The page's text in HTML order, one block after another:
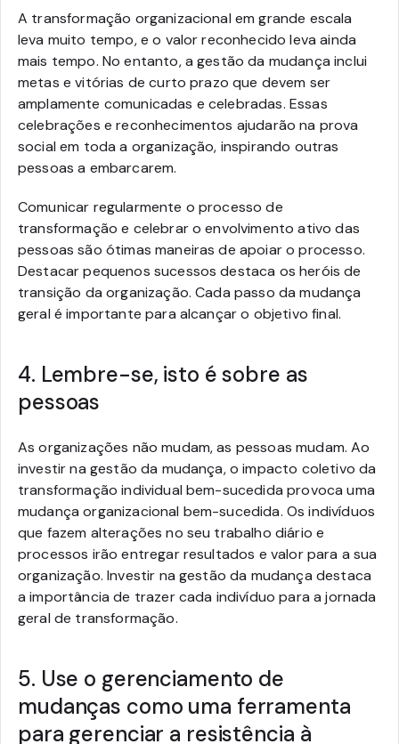
A transformação organizacional em grande escala
leva muito tempo, e o valor reconhecido leva ainda
mais tempo. No entanto, a gestão da mudança inclui
metas e vitórias de curto prazo que devem ser
amplamente comunicadas e celebradas. Essas
celebrações e reconhecimentos ajudarão na prova
social em toda a organização, inspirando outras
pessoas a embarcarem.
Comunicar regularmente o processo de
transformação e celebrar o envolvimento ativo das
pessoas são ótimas maneiras de apoiar o processo.
Destacar pequenos sucessos destaca os heróis de
transição da organização. Cada passo da mudança
geral é importante para alcançar o objetivo final.
4. Lembre-se, isto é sobre as
pessoas
As organizações não mudam, as pessoas mudam. Ao
investir na gestão da mudança, o impacto coletivo da
transformação individual bem-sucedida provoca uma
mudança organizacional bem-sucedida. Os indivíduos
que fazem alterações no seu trabalho diário e
processos irão entregar resultados e valor para a sua
organização. Investir na gestão da mudança destaca
a importância de trazer cada indivíduo para a jornada
geral de transformação.
5. Use o gerenciamento de
mudanças como uma ferramenta
para gerenciar a resistência à